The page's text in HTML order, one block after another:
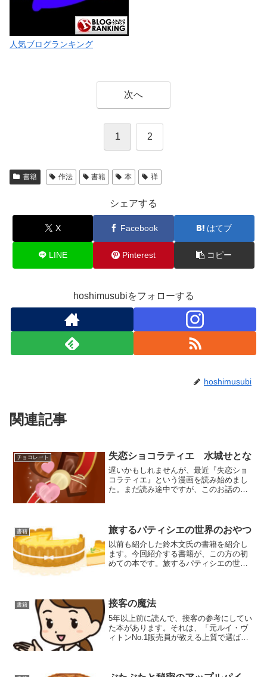
人気ブログランキング
次へ
1 2
書籍 作法 書籍 本 禅
シェアする
X Facebook はてブ
LINE Pinterest コピー
hoshimusubiをフォローする
hoshimusubi
関連記事
チョコレート 失恋ショコラティエ 水城せとな
遅いかもしれませんが、最近『失恋ショ
コラティエ』という漫画を読み始めまし
た。まだ読み途中ですが、このお話の重
書籍 旅するパティシエの世界のおやつ
以前も紹介した鈴木文氏の書籍を紹介し
ます。今回紹介する書籍が、この方の初
めての本です。旅するパティシエの世界
ンジレシピは12個のみで...
書籍 接客の魔法
5年以上前に読んで、接客の参考にしてい
た本があります。それは、「元ルイ・ヴ
ィトンNo.1販売員が教える上質で選ばれ